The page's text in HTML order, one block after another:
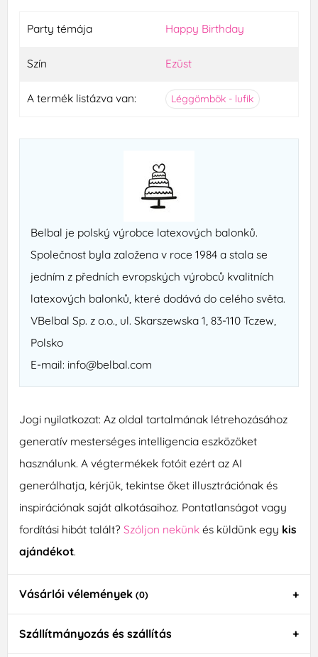
Party témája Happy Birthday
Szín Ezüst
A termék listázva van: Léggömbök - lufik
Belbal je polský výrobce latexových balonků.
Společnost byla založena v roce 1984 a stala se
jedním z předních evropských výrobců kvalitních
latexových balonků, které dodává do celého světa.
VBelbal Sp. z o.o., ul. Skarszewska 1, 83-110 Tczew,
Polsko
E-mail: info@belbal.com
Jogi nyilatkozat: Az oldal tartalmának létrehozásához
generatív mesterséges intelligencia eszközöket
használunk. A végtermékek fotóit ezért az AI
generálhatja, kérjük, tekintse őket illusztrációnak és
inspirációnak saját alkotásaihoz. Pontatlanságot vagy
fordítási hibát talált? Szóljon nekünkés küldünk egy kis
ajándékot.
Vásárlói vélemények (0)
Szállítmányozás és szállítás